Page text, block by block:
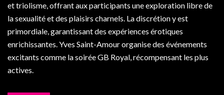
et triolisme, offrant aux participants une exploration libre de
la sexualité et des plaisirs charnels. La discrétion y est
primordiale, garantissant des expériences érotiques
enrichissantes. Yves Saint-Amour organise des événements
excitants comme la soirée GB Royal, récompensant les plus
actives.